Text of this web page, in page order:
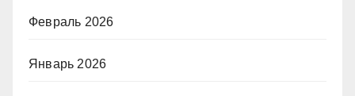
Февраль 2026
Январь 2026